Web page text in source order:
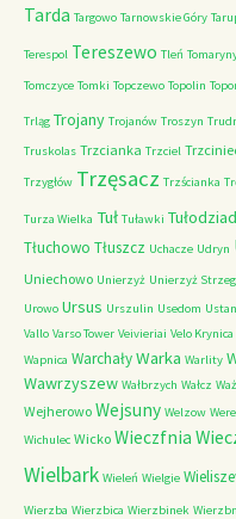
Tarda Targowo Tarnowskie Góry
Terespol Tereszewo Tleń
Tomczyce Tomki Topczewo Topolin
Trląg Trojany Trojanów Troszyn
Truskolas Trzcianka Trzciel
Trzygłów Trzęsacz Trzścianka
Turza Wielka Tuł Tuławki Tułodziad
Tłuchowo Tłuszcz Uchacze Udryn
Uniechowo Unierzyż Unierzyż
Urowo Ursus Urszulin Usedom
Vallo Varso Tower Veivieriai Velo Krynica
Wapnica WarchałyWarka Warlity
Wawrzyszew Wałbrzych Wałcz
Wejherowo Wejsuny Welzow
Wichulec Wicko Wieczfnia
Wielbark Wieleń Wielgie
Wierzba Wierzbica Wierzbinek